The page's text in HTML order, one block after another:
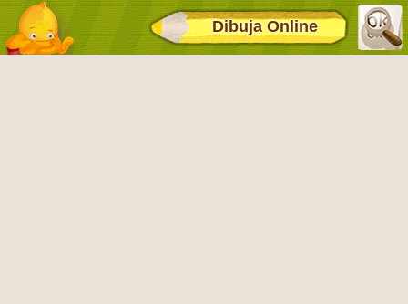
Dibuja Online